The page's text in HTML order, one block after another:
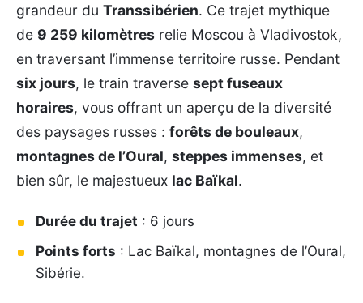
grandeur du Transsibérien. Ce trajet mythique
de 9 259 kilomètres relie Moscou à Vladivostok,
en traversant l’immense territoire russe. Pendant
six jours, le train traverse sept fuseaux
horaires, vous offrant un aperçu de la diversité
des paysages russes : forêts de bouleaux,
montagnes de l’Oural, steppes immenses, et
bien sûr, le majestueux lac Baïkal.
Durée du trajet : 6 jours
Points forts : Lac Baïkal, montagnes de l’Oural,
Sibérie.